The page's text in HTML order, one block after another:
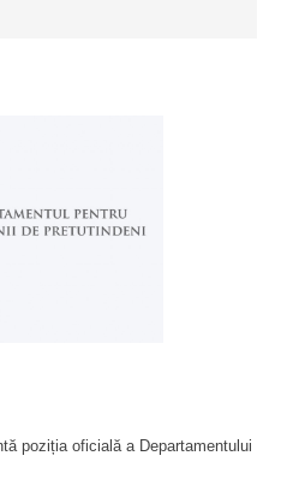
poziția oficială a Departamentului